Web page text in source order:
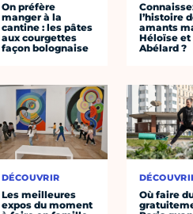
On préfère
manger à la
cantine : les pâtes
aux courgettes
façon bolognaise
DÉCOUVRIR
Les meilleures
expos du moment
l’histoire
amants
Héloïse et
Abélard ?
Où faire